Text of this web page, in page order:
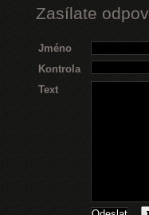
Zasílate
Jméno
Kontrola
Text